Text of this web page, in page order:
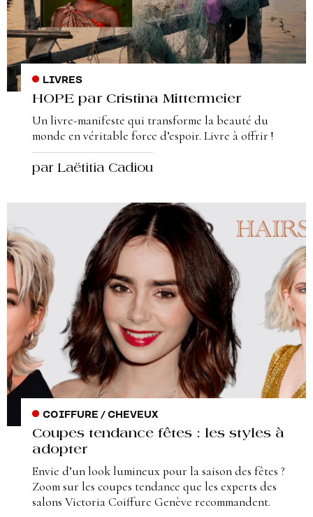
LIVRES
HOPE par Cristina Mittermeier
Un livre-manifeste qui transforme la beauté du
monde en véritable force d’espoir. Livre à offrir !
par Laëtitia Cadiou
COIFFURE / CHEVEUX
Coupes tendance fêtes : les styles à
adopter
Envie d’un look lumineux pour la saison des fêtes ?
Zoom sur les coupes tendance que les experts des
salons Victoria Coiffure Genève recommandent.